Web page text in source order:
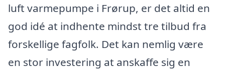
luft varmepumpe i Frørup, er det altid en
god idé at indhente mindst tre tilbud fra
forskellige fagfolk. Det kan nemlig være
en stor investering at anskaffe sig en